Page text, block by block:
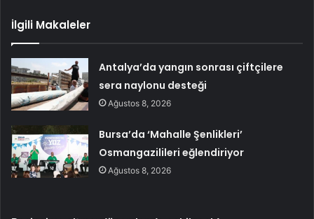
İlgili Makaleler
Antalya’da yangın sonrası çiftçilere
sera naylonu desteği
Ağustos 8, 2026
Bursa’da ‘Mahalle Şenlikleri’
Osmangazilileri eğlendiriyor
Ağustos 8, 2026